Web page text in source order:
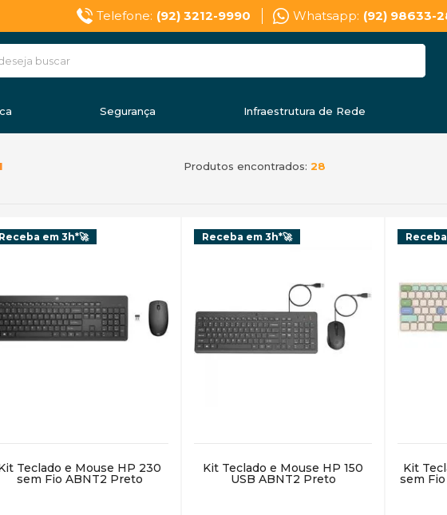
Telefone: (92) 3212-9990 Whatsapp: (92) 98633-
Segurança Infraestrutura de Rede
Produtos encontrados: 28
Receba em 3h*🚀
Teclado e Mouse HP 230
sem Fio ABNT2 Preto
Receba em 3h*🚀
Kit Teclado e Mouse HP 150
USB ABNT2 Preto
Kit
sem